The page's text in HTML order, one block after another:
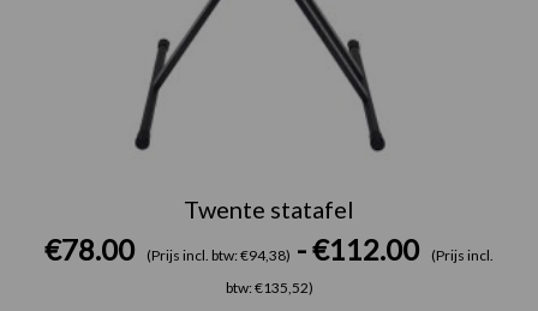
Twente statafel
€78.00 (Prijs incl. btw: €94,38) -€112.00
(Prijs incl.
btw: €135,52)